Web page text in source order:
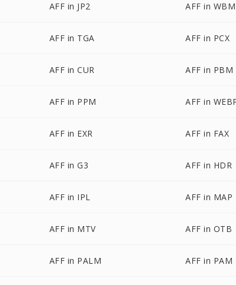
AFF in JP2 AFF in
AFF in TGA AFF in PCX
AFF in CUR AFF in PBM
AFF in PPM AFF in
AFF in EXR AFF in FAX
AFF in G3 AFF in HDR
AFF in IPL AFF in MAP
AFF in MTV AFF in OTB
AFF in PALM AFF in PAM